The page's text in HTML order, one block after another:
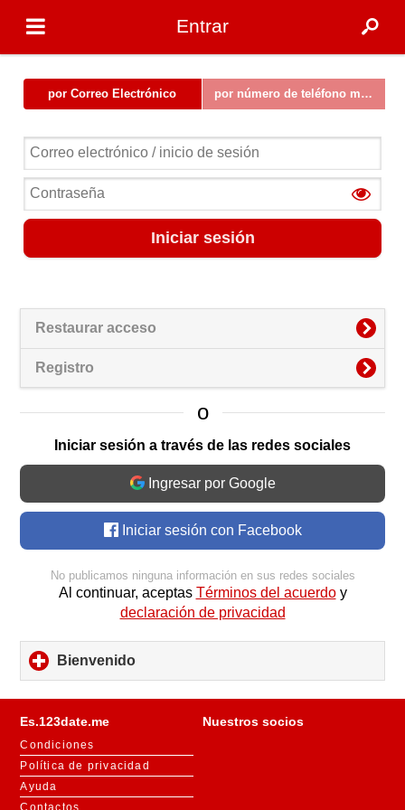
Entrar
por Correo Electrónico por número de teléfono móvil
Iniciar sesión
Restaurar acceso
Registro
o
Iniciar sesión a través de las redes sociales
Ingresar por Google
Iniciar sesión con Facebook
No publicamos ninguna información en sus redes sociales
Al continuar, aceptas Términos del acuerdoy
declaración de privacidad
Bienvenido
to
expand
Es.123date.me
Condiciones
Política de privacidad
Ayuda
Nuestros socios